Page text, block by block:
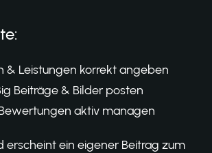
& Leistungen korrekt angeben
Beiträge & Bilder posten
aktiv managen
erscheint ein eigener Beitrag zum